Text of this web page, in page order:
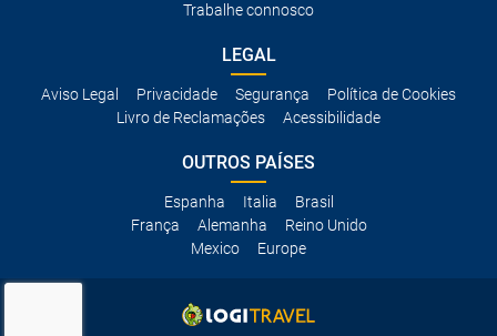
Trabalhe connosco
LEGAL
Aviso Legal Privacidade Segurança
Política de Cookies
Livro de Reclamações
Acessibilidade
OUTROS PAÍSES
Espanha Italia
Brasil
França
Alemanha
Reino Unido
Mexico
Europe